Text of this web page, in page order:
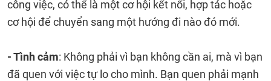
công việc, có thể là một cơ hội kết nối, hợp tác hoặc
cơ hội để chuyển sang một hướng đi nào đó mới.
- Tình cảm: Không phải vì bạn không cần ai, mà vì bạn
đã quen với việc tự lo cho mình. Bạn quen phải mạnh